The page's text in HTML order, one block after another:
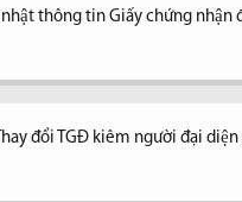
nhật thông tin Giấy chứng nhận
đổi TGĐ kiêm người đại